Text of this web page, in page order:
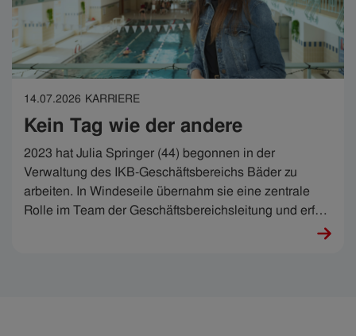
14.07.2026 KARRIERE
Kein Tag wie der andere
2023 hat Julia Springer (44) begonnen in der
Verwaltung des IKB-Geschäftsbereichs Bäder zu
arbeiten. In Windeseile übernahm sie eine zentrale
Rolle im Team der Geschäftsbereichsleitung und erfüllt
ihr breites Aufgabengebiet mit viel Können und noch